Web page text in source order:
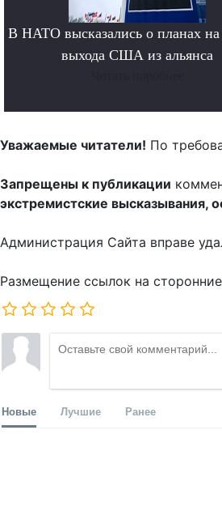
В НАТО высказались о планах на
выхода США из альянса
Уважаемые читатели! По
Запрещены к публикации
экстремистские высказывания,
Администрация Сайта вправе
Размещение ссылок на
Новые Лучшие Ранее